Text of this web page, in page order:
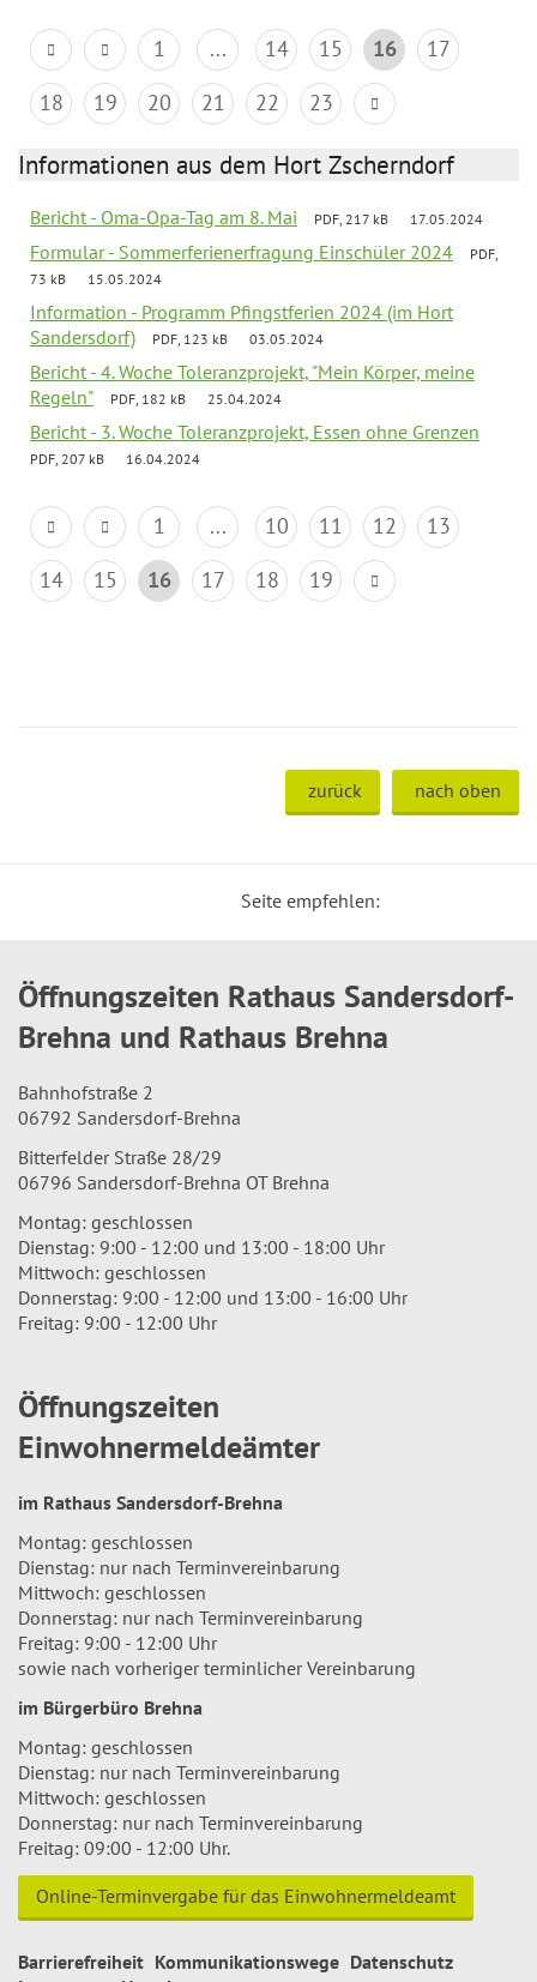
1 ... 14 15 16
17
18
19 20 21 22 23
Informationen aus dem Hort Zscherndorf
Bericht - Oma-Opa-Tag am 8. Mai PDF, 217 kB 17.05.2024
Formular - Sommerferienerfragung Einschüler 2024
PDF,
73 kB
15.05.2024
Information - Programm Pfingstferien 2024 (im Hort
Sandersdorf)
PDF, 123 kB 03.05.2024
Bericht - 4. Woche Toleranzprojekt, "Mein Körper, meine
Regeln"
PDF, 182 kB 25.04.2024
Bericht - 3. Woche Toleranzprojekt, Essen ohne Grenzen
PDF, 207 kB 16.04.2024
1 ... 10 11 12
13
14
15 16 17 18 19
zurück nach oben
Seite empfehlen:
Öffnungszeiten Rathaus Sandersdorf-
Brehna und Rathaus Brehna
Bahnhofstraße 2
06792 Sandersdorf-Brehna
Bitterfelder Straße 28/29
06796 Sandersdorf-Brehna OT Brehna
Montag: geschlossen
Dienstag: 9:00 - 12:00 und 13:00 - 18:00 Uhr
Mittwoch: geschlossen
Donnerstag: 9:00 - 12:00 und 13:00 - 16:00 Uhr
Freitag: 9:00 - 12:00 Uhr
Öffnungszeiten
Einwohnermeldeämter
im Rathaus Sandersdorf-Brehna
Montag: geschlossen
Dienstag: nur nach Terminvereinbarung
Mittwoch: geschlossen
Donnerstag: nur nach Terminvereinbarung
Freitag: 9:00 - 12:00 Uhr
sowie nach vorheriger terminlicher Vereinbarung
im Bürgerbüro Brehna
Montag: geschlossen
Dienstag: nur nach Terminvereinbarung
Mittwoch: geschlossen
Donnerstag: nur nach Terminvereinbarung
Freitag: 09:00 - 12:00 Uhr.
Online-Terminvergabe für das Einwohnermeldeamt
Barrierefreiheit Kommunikationswege Datenschutz